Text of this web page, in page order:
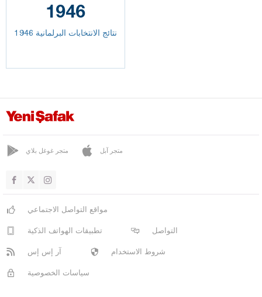
1946
نتائج الانتخابات البرلمانية 1946
متجر غوغل بلاي متجر آبل
مواقع التواصل الاجتماعي
تطبيقات الهواتف الذكية التواصل
آر إس إس شروط الاستخدام
سياسات الخصوصية